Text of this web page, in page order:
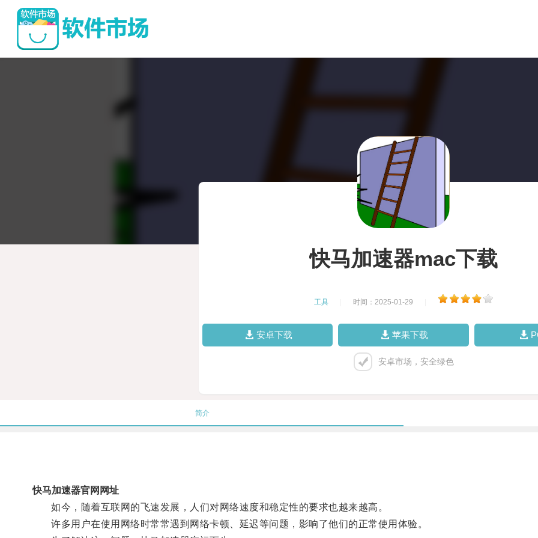
快马加速器mac下载
工具 时间：2025-01-29
安卓下载 苹果下载
安卓市场，安全绿色
简介
快马加速器官网网址
如今，随着互联网的飞速发展，人们对网络速度和稳定性的要求也越来越高。
许多用户在使用网络时常常遇到网络卡顿、延迟等问题，影响了他们的正常使用体验。